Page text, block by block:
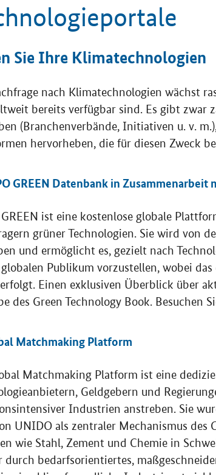
Sie Ihre Klimatechnologien
nach Klimatechnologien wächst
bereits verfügbar sind. Es gibt zwar
(Branchenverbände, Initiativen u. v.
hervorheben, die für diesen Zweck
GREEN Datenbank in Zusammenarbeit
ist eine kostenlose globale
grüner Technologien. Sie wird von
und ermöglicht es, gezielt nach
Publikum vorzustellen, wobei
Einen exklusiven Überblick über
des Green Technology Book. Besuchen
Matchmaking Platform
Matchmaking Platform ist eine
Geldgebern und
Industrien anstreben. Sie
UNIDO als zentraler Mechanismus des
wie Stahl, Zement und Chemie in
durch bedarfsorientiertes,